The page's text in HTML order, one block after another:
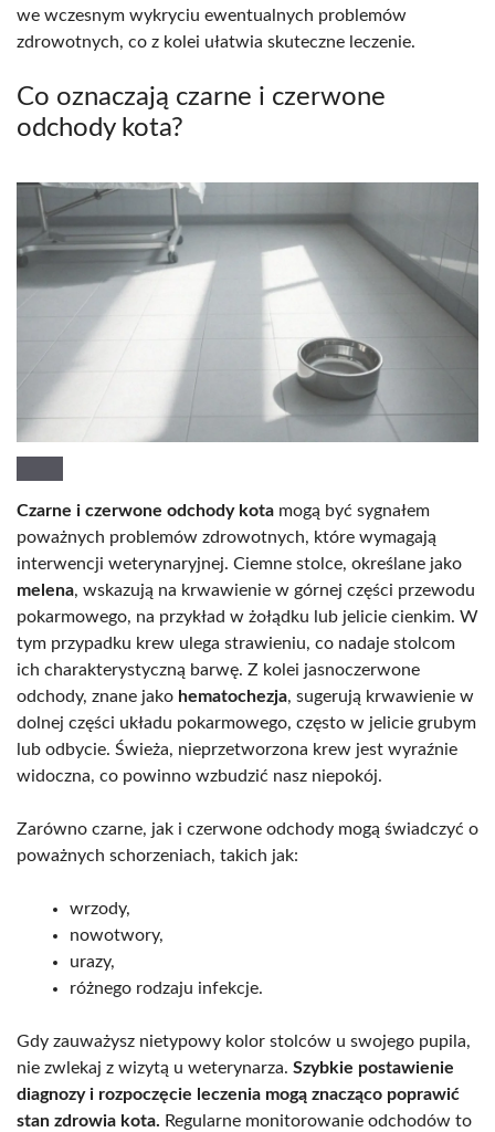
we wczesnym wykryciu ewentualnych problemów
zdrowotnych, co z kolei ułatwia skuteczne leczenie.
Co oznaczają czarne i czerwone
odchody kota?
Czarne i czerwone odchody kota mogą być sygnałem
poważnych problemów zdrowotnych, które wymagają
interwencji weterynaryjnej. Ciemne stolce, określane jako
melena, wskazują na krwawienie w górnej części przewodu
pokarmowego, na przykład w żołądku lub jelicie cienkim. W
tym przypadku krew ulega strawieniu, co nadaje stolcom
ich charakterystyczną barwę. Z kolei jasnoczerwone
odchody, znane jako hematochezja, sugerują krwawienie w
dolnej części układu pokarmowego, często w jelicie grubym
lub odbycie. Świeża, nieprzetworzona krew jest wyraźnie
widoczna, co powinno wzbudzić nasz niepokój.
Zarówno czarne, jak i czerwone odchody mogą świadczyć o
poważnych schorzeniach, takich jak:
wrzody,
nowotwory,
urazy,
różnego rodzaju infekcje.
Gdy zauważysz nietypowy kolor stolców u swojego pupila,
nie zwlekaj z wizytą u weterynarza. Szybkie postawienie
diagnozy i rozpoczęcie leczenia mogą znacząco poprawić
stan zdrowia kota. Regularne monitorowanie odchodów to